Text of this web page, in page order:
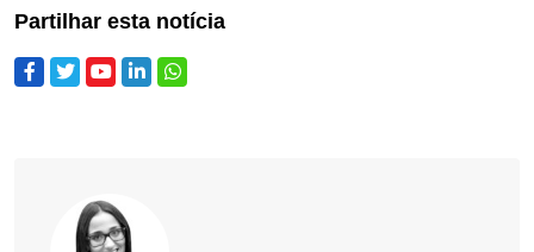
Partilhar esta notícia